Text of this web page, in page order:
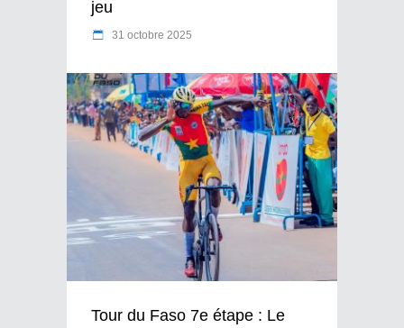
jeu
31 octobre 2025
Tour du Faso 7e étape : Le